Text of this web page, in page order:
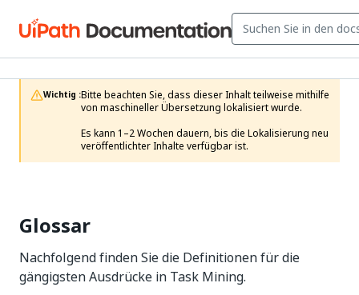
Wichtig :Bitte beachten Sie, dass dieser Inhalt teilweise mithilfe
von maschineller Übersetzung lokalisiert wurde.
Es kann 1–2 Wochen dauern, bis die Lokalisierung neu
veröffentlichter Inhalte verfügbar ist.
Glossar
Nachfolgend finden Sie die Definitionen für die
gängigsten Ausdrücke in Task Mining.